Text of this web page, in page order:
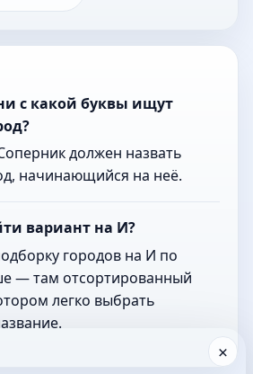
с какой буквы ищут
должен назвать
начинающийся на неё.
вариант на И?
городов на И по
— там отсортированный
легко выбрать
×